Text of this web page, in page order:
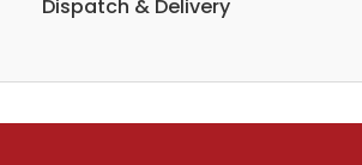
Dispatch & Delivery